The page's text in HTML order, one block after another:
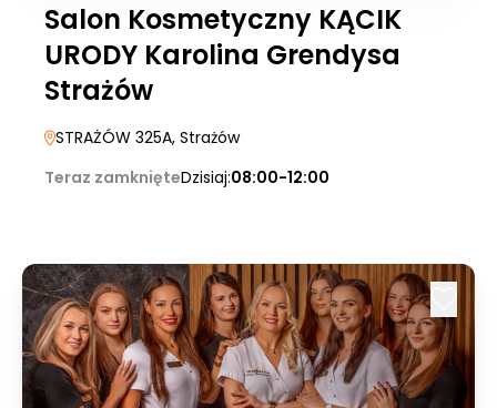
Salon Kosmetyczny KĄCIK
URODY Karolina Grendysa
Strażów
STRAŻÓW 325A, Strażów
Teraz zamknięteDzisiaj:08:00-12:00